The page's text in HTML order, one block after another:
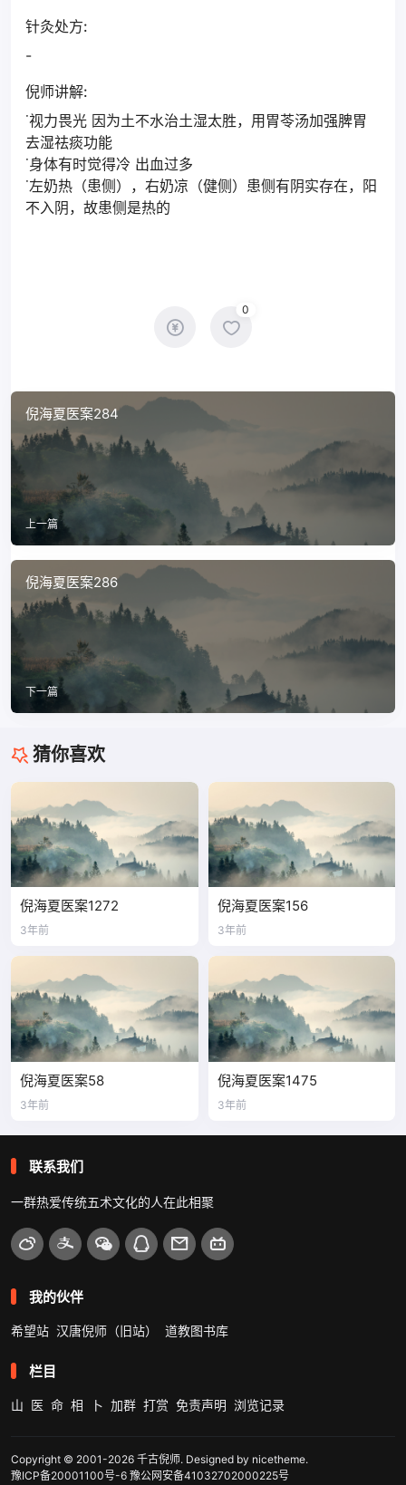
针灸处方:
-
倪师讲解:
˙视力畏光 因为土不水治土湿太胜，用胃苓汤加强脾胃
去湿祛痰功能
˙身体有时觉得冷 出血过多
˙左奶热（患侧），右奶凉（健侧）患侧有阴实存在，阳
不入阴，故患侧是热的
0
倪海夏医案284
上一篇
倪海夏医案286
下一篇
猜你喜欢
倪海夏医案1272
3年前
倪海夏医案156
3年前
倪海夏医案58
3年前
倪海夏医案1475
3年前
联系我们
一群热爱传统五术文化的人在此相聚
我的伙伴
希望站 汉唐倪师（旧站） 道教图书库
栏目
山 医 命 相 卜 加群 打赏 免责声明 浏览记录
Copyright © 2001-2026 千古倪师. Designed by nicetheme.
豫ICP备20001100号-6 豫公网安备41032702000225号